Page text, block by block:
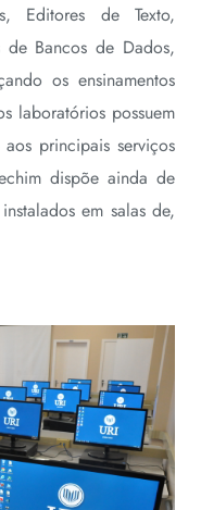
Editores de Texto,
de Bancos de Dados,
os ensinamentos
laboratórios possuem
aos principais serviços
dispõe ainda de
em salas de,